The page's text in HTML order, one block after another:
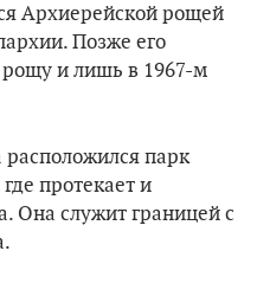
Архиерейской рощей
Позже его
и лишь в 1967-м
парк
протекает и
Она служит границей с